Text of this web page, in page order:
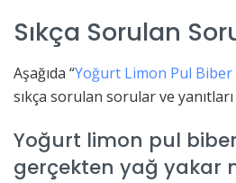
Sıkça Sorulan
Aşağıda “Yoğurt Limon Pul Biber
sıkça sorulan sorular ve
Yoğurt limon pul biber
gerçekten yağ yakar